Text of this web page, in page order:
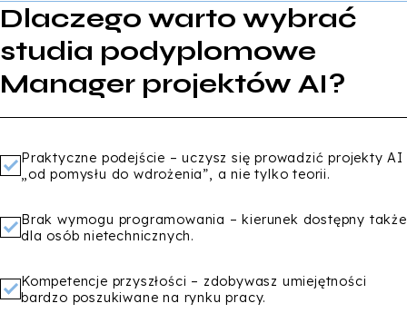
Dlaczego warto wybrać
studia podyplomowe
Manager projektów AI?
Praktyczne podejście – uczysz się prowadzić projekty AI
„od pomysłu do wdrożenia”, a nie tylko teorii.
Brak wymogu programowania – kierunek dostępny także
dla osób nietechnicznych.
Kompetencje przyszłości – zdobywasz umiejętności
bardzo poszukiwane na rynku pracy.